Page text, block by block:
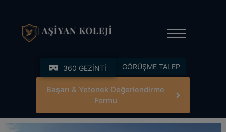
360 GEZİNTİ GÖRÜŞME TALEP
Başarı & Yetenek Değerlendirme
Formu